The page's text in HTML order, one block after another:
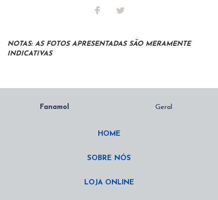
NOTAS: AS FOTOS APRESENTADAS SÃO MERAMENTE
INDICATIVAS
HOME
SOBRE NÓS
LOJA ONLINE